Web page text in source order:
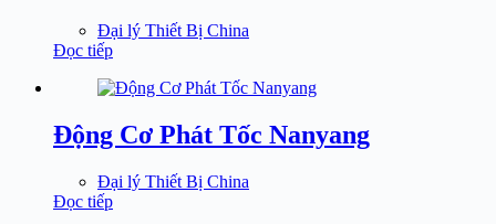
Đại lý Thiết Bị China
Đọc tiếp
Động Cơ Phát Tốc Nanyang
Đại lý Thiết Bị China
Đọc tiếp